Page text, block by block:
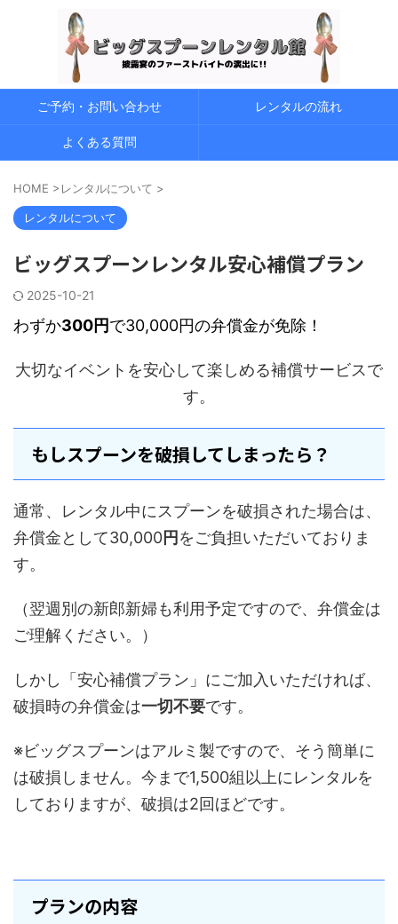
ご予約・お問い合わせ レンタルの流れ
よくある質問
HOME >レンタルについて >
レンタルについて
ビッグスプーンレンタル安心補償プラン
2025-10-21
わずか300円で30,000円の弁償金が免除！
大切なイベントを安心して楽しめる補償サービスで
す。
もしスプーンを破損してしまったら？
通常、レンタル中にスプーンを破損された場合は、
弁償金として30,000円 をご負担いただいておりま
す。
（翌週別の新郎新婦も利用予定ですので、弁償金は
ご理解ください。）
しかし「安心補償プラン」にご加入いただければ、
破損時の弁償金は一切不要です。
※ビッグスプーンはアルミ製ですので、そう簡単に
は破損しません。今まで1,500組以上にレンタルを
しておりますが、破損は2回ほどです。
プランの内容